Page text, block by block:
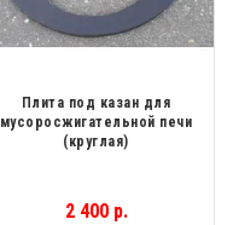
Плита под казан для
мусоросжигательной печи
(круглая)
2 400 р.